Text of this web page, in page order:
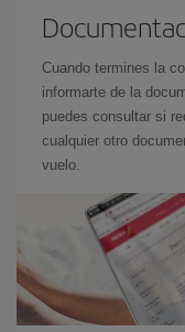
Cuando termines la
informarte de la
puedes consultar si
cualquier otro
vuelo.